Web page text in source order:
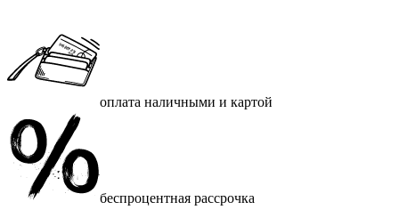
оплата наличными и картой
беспроцентная рассрочка